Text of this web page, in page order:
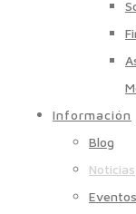
Información
Blog
Noticias
Eventos